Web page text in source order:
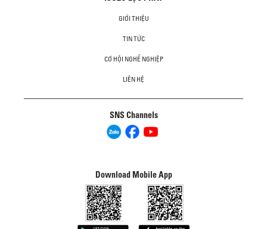
GIỚI THIỆU
TIN TỨC
CƠ HỘI NGHỀ NGHIỆP
LIÊN HỆ
SNS Channels
Download Mobile App